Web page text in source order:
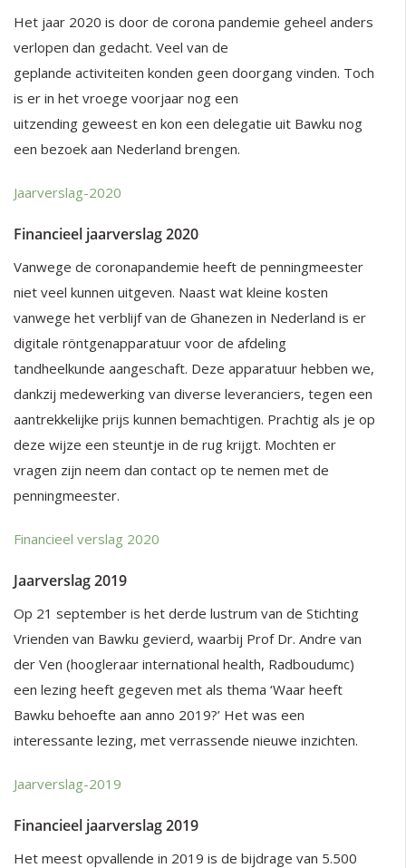
Het jaar 2020 is door de corona pandemie geheel anders
verlopen dan gedacht. Veel van de
geplande activiteiten konden geen doorgang vinden. Toch
is er in het vroege voorjaar nog een
uitzending geweest en kon een delegatie uit Bawku nog
een bezoek aan Nederland brengen.
Jaarverslag-2020
Financieel jaarverslag 2020
Vanwege de coronapandemie heeft de penningmeester
niet veel kunnen uitgeven. Naast wat kleine kosten
vanwege het verblijf van de Ghanezen in Nederland is er
digitale röntgenapparatuur voor de afdeling
tandheelkunde aangeschaft. Deze apparatuur hebben we,
dankzij medewerking van diverse leveranciers, tegen een
aantrekkelijke prijs kunnen bemachtigen. Prachtig als je op
deze wijze een steuntje in de rug krijgt. Mochten er
vragen zijn neem dan contact op te nemen met de
penningmeester.
Financieel verslag 2020
Jaarverslag 2019
Op 21 september is het derde lustrum van de Stichting
Vrienden van Bawku gevierd, waarbij Prof Dr. Andre van
der Ven (hoogleraar international health, Radboudumc)
een lezing heeft gegeven met als thema ‘Waar heeft
Bawku behoefte aan anno 2019?’ Het was een
interessante lezing, met verrassende nieuwe inzichten.
Jaarverslag-2019
Financieel jaarverslag 2019
Het meest opvallende in 2019 is de bijdrage van 5.500